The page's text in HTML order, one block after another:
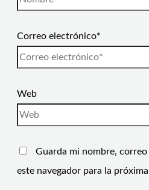
Correo electrónico*
Web
Guarda mi nombre,
este navegador para la